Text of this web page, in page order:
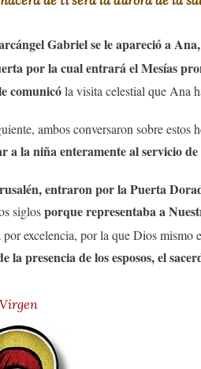
Gabriel se le apareció a
por la cual entrará el Mesías
comunicóla visita celestial que Ana
ambos conversaron sobre estos
a la niña enteramente al servicio
entraron por la Puerta
siglosporque representaba a
excelencia, por la que Dios
la presencia de los esposos, el